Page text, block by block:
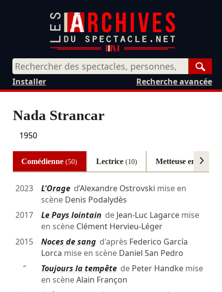
Recherche avancée
Installer
Nada Strancar
1950
Comédienne(50) Lectrice (10) Metteuse en scène
2023 L'Oraged’Alexandre Ostrovski mise en
scène Denis Podalydès
2017
Le Pays lointain de Jean-Luc Lagarcemise
en scène Clément Hervieu-Léger
2015
Noces de sangd'après Federico García
Lorca mise en scène Daniel San Pedro
″
Toujours la tempêtede Peter Handkemise
en scèneAlain Françon